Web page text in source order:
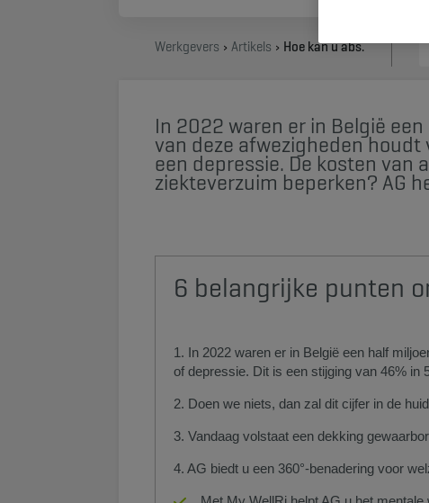
Werkgevers Artikels Hoe kan u absenteïsme een halt toeroepen?
​In 2022 waren er in België
van deze afwezigheden
een depressie. De kosten van
ziekteverzuim beperken? AG
6 belangrijke punten
1. In 2022 waren er in België een half
of depressie. Dit is een stijging van 46% in
2. Doen we niets, dan zal dit cijfer in de
3. Vandaag volstaat een dekking
4. AG biedt u een 360°-benadering voor